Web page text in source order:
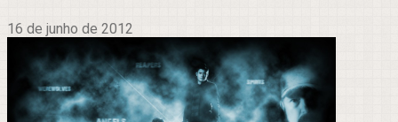
16 de junho de 2012